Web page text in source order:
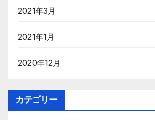
2021年3月
2021年1月
2020年12月
カテゴリー